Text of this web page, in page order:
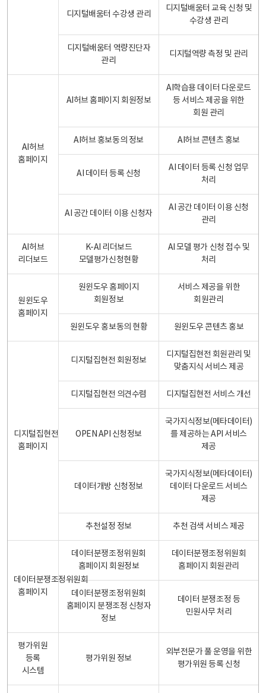
디지털배움터 수강생 관리
디지털배움터 교육 신청 및
수강생 관리
디지털배움터 역량진단자
관리
디지털역량 측정 및 관리
AI허브
홈페이지
AI허브 홈페이지 회원정보
AI학습용 데이터 다운로드
등 서비스 제공을 위한
회원 관리
AI허브 홍보동의 정보 AI허브 콘텐츠 홍보
AI 데이터 등록 신청
AI 데이터 등록 신청 업무
처리
AI 공간 데이터 이용 신청자
AI 공간 데이터 이용 신청
관리
AI허브
리더보드
K-AI 리더보드
모델평가신청현황
AI 모델 평가 신청 접수 및
처리
원윈도우
홈페이지
원윈도우 홈페이지
회원정보
서비스 제공을 위한
회원관리
원윈도우 홍보동의 현황 원윈도우 콘텐츠 홍보
디지털집현전
홈페이지
디지털집현전 회원정보
디지털집현전 회원관리 및
맞춤지식 서비스 제공
디지털집현전 의견수렴 디지털집현전 서비스 개선
OPEN API 신청정보
국가지식정보(메타데이터)
를 제공하는 API 서비스
제공
데이터개방 신청정보
국가지식정보(메타데이터)
데이터 다운로드 서비스
제공
추천설정 정보 추천 검색 서비스 제공
데이터분쟁조정위원회
홈페이지
데이터분쟁조정위원회
홈페이지 회원정보
데이터분쟁조정위원회
홈페이지 회원관리
데이터분쟁조정위원회
홈페이지 분쟁조정 신청자
정보
데이터 분쟁조정 등
민원사무 처리
평가위원
등록
시스템
평가위원 정보
외부전문가 풀 운영을 위한
평가위원 등록 신청